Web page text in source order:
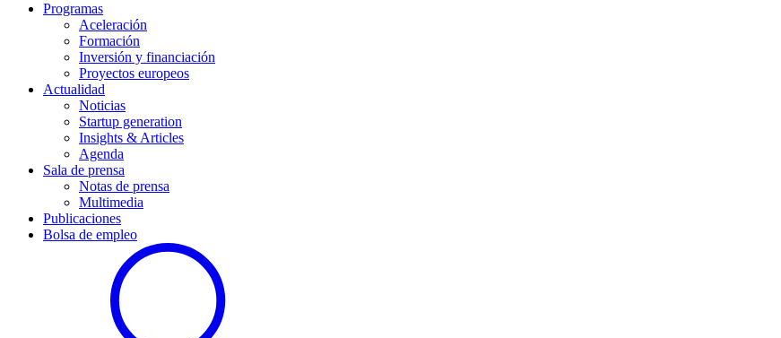
Programas
Aceleración
Formación
Inversión y financiación
Proyectos europeos
Actualidad
Noticias
Startup generation
Insights & Articles
Agenda
Sala de prensa
Notas de prensa
Multimedia
Publicaciones
Bolsa de empleo